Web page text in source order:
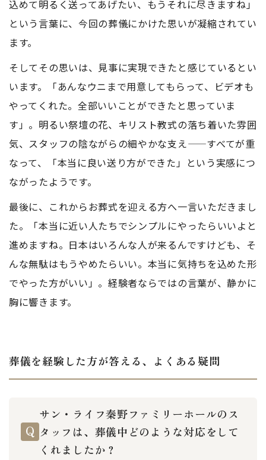
込めて明るく送ってあげたい、もうそれに尽きますね」
という言葉に、今回の葬儀にかけた思いが凝縮されてい
ます。
そしてその思いは、見事に実現できたと感じているとい
います。「あんなウニまで用意してもらって、ビデオも
やってくれた。全部いいことができたと思っていま
す」。明るい祭壇の花、キリスト教式の落ち着いた雰囲
気、スタッフの陰ながらの細やかな支え——すべてが重
なって、「本当に良い送り方ができた」という実感につ
ながったようです。
最後に、これからお葬式を迎える方へ一言いただきまし
た。「本当に近い人たちでシンプルにやったらいいよと
進めますね。日本はいろんな人が来るんですけども、そ
んな無駄はもうやめたらいい。本当に気持ちを込めた形
でやった方がいい」。経験者ならではの言葉が、静かに
胸に響きます。
葬儀を経験した方が答える、よくある疑問
サン・ライフ秦野ファミリーホールのス
タッフは、葬儀中どのような対応をして
くれましたか？